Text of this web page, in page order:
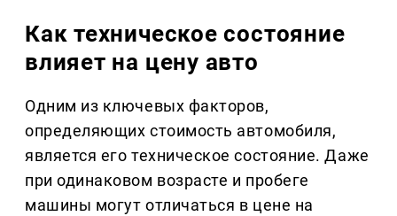
Как техническое состояние
влияет на цену авто
Одним из ключевых факторов,
определяющих стоимость автомобиля,
является его техническое состояние. Даже
при одинаковом возрасте и пробеге
машины могут отличаться в цене на